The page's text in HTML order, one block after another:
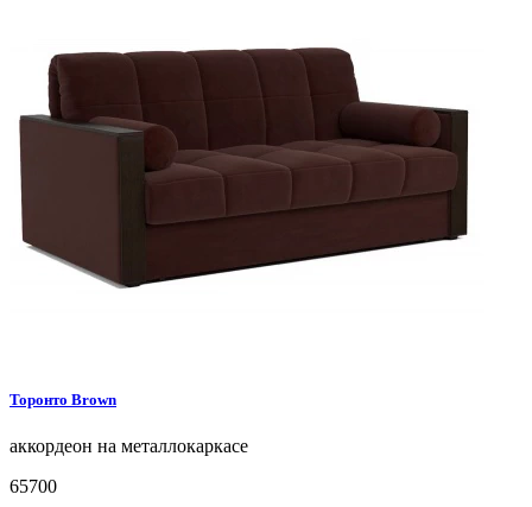
Торонто Brown
аккордеон на металлокаркасе
65700